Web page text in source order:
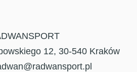
12, 30-540 Kraków